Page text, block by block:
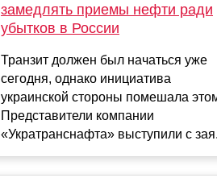
замедлять приемы нефти ради
убытков в России
Транзит должен был начаться уже
сегодня, однако инициатива
украинской стороны помешала
Представители компании
«Укратранснафта» выступили с